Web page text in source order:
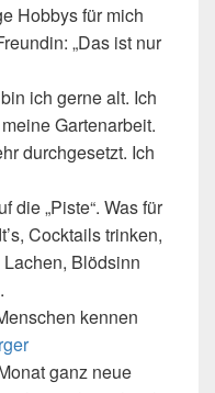
Hobbys für mich
„Das ist nur
ich gerne alt. Ich
Gartenarbeit.
durchgesetzt. Ich
die „Piste“. Was für
Cocktails trinken,
Blödsinn
kennen
ganz neue